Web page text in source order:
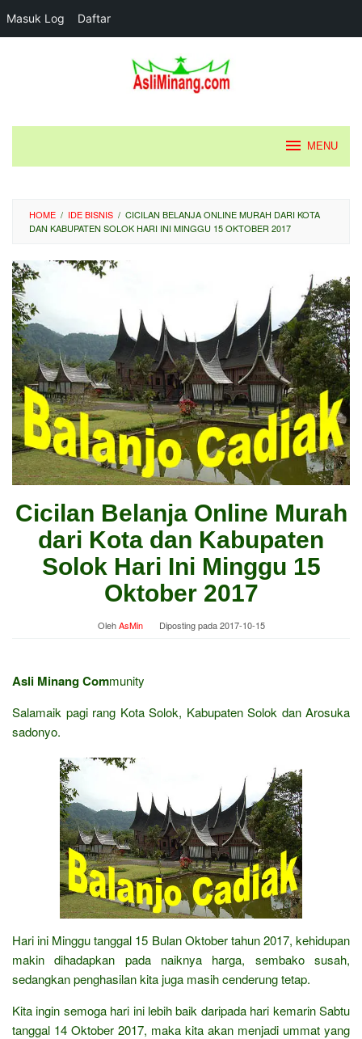
Masuk Log Daftar
MENU
HOME / IDE BISNIS / CICILAN BELANJA ONLINE MURAH DARI KOTA
DAN KABUPATEN SOLOK HARI INI MINGGU 15 OKTOBER 2017
Cicilan Belanja Online Murah
dari Kota dan Kabupaten
Solok Hari Ini Minggu 15
Oktober 2017
OlehAsMin Diposting pada2017-10-15
Asli Minang Community
Salamaik pagi rang Kota Solok, Kabupaten Solok dan Arosuka
sadonyo.
Hari ini Minggu tanggal 15 Bulan Oktober tahun 2017, kehidupan
makin dihadapkan pada naiknya harga, sembako susah,
sedangkan penghasilan kita juga masih cenderung tetap.
Kita ingin semoga hari ini lebih baik daripada hari kemarin Sabtu
tanggal 14 Oktober 2017, maka kita akan menjadi ummat yang